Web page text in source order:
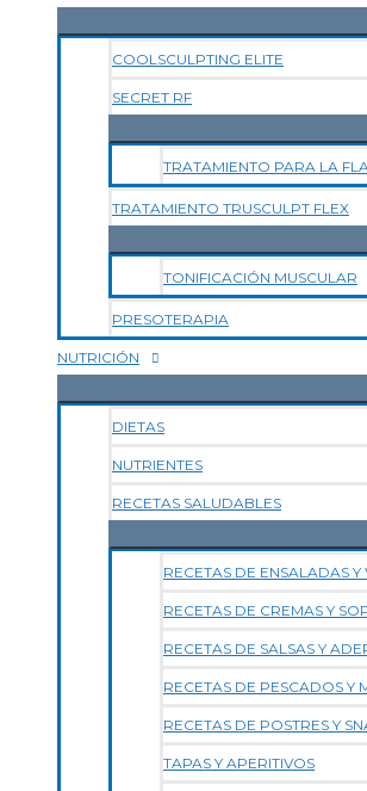
COOLSCULPTING ELITE
SECRET RF
TRATAMIENTO PARA LA
TRATAMIENTO TRUSCULPT FLEX
TONIFICACIÓN MUSCULAR
PRESOTERAPIA
NUTRICIÓN
DIETAS
NUTRIENTES
RECETAS SALUDABLES
RECETAS DE ENSALADAS Y
RECETAS DE CREMAS Y
RECETAS DE SALSAS Y
RECETAS DE PESCADOS Y
RECETAS DE POSTRES Y
TAPAS Y APERITIVOS